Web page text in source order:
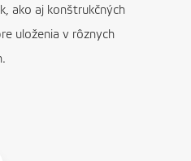
ako aj konštrukčných
uloženia v rôznych